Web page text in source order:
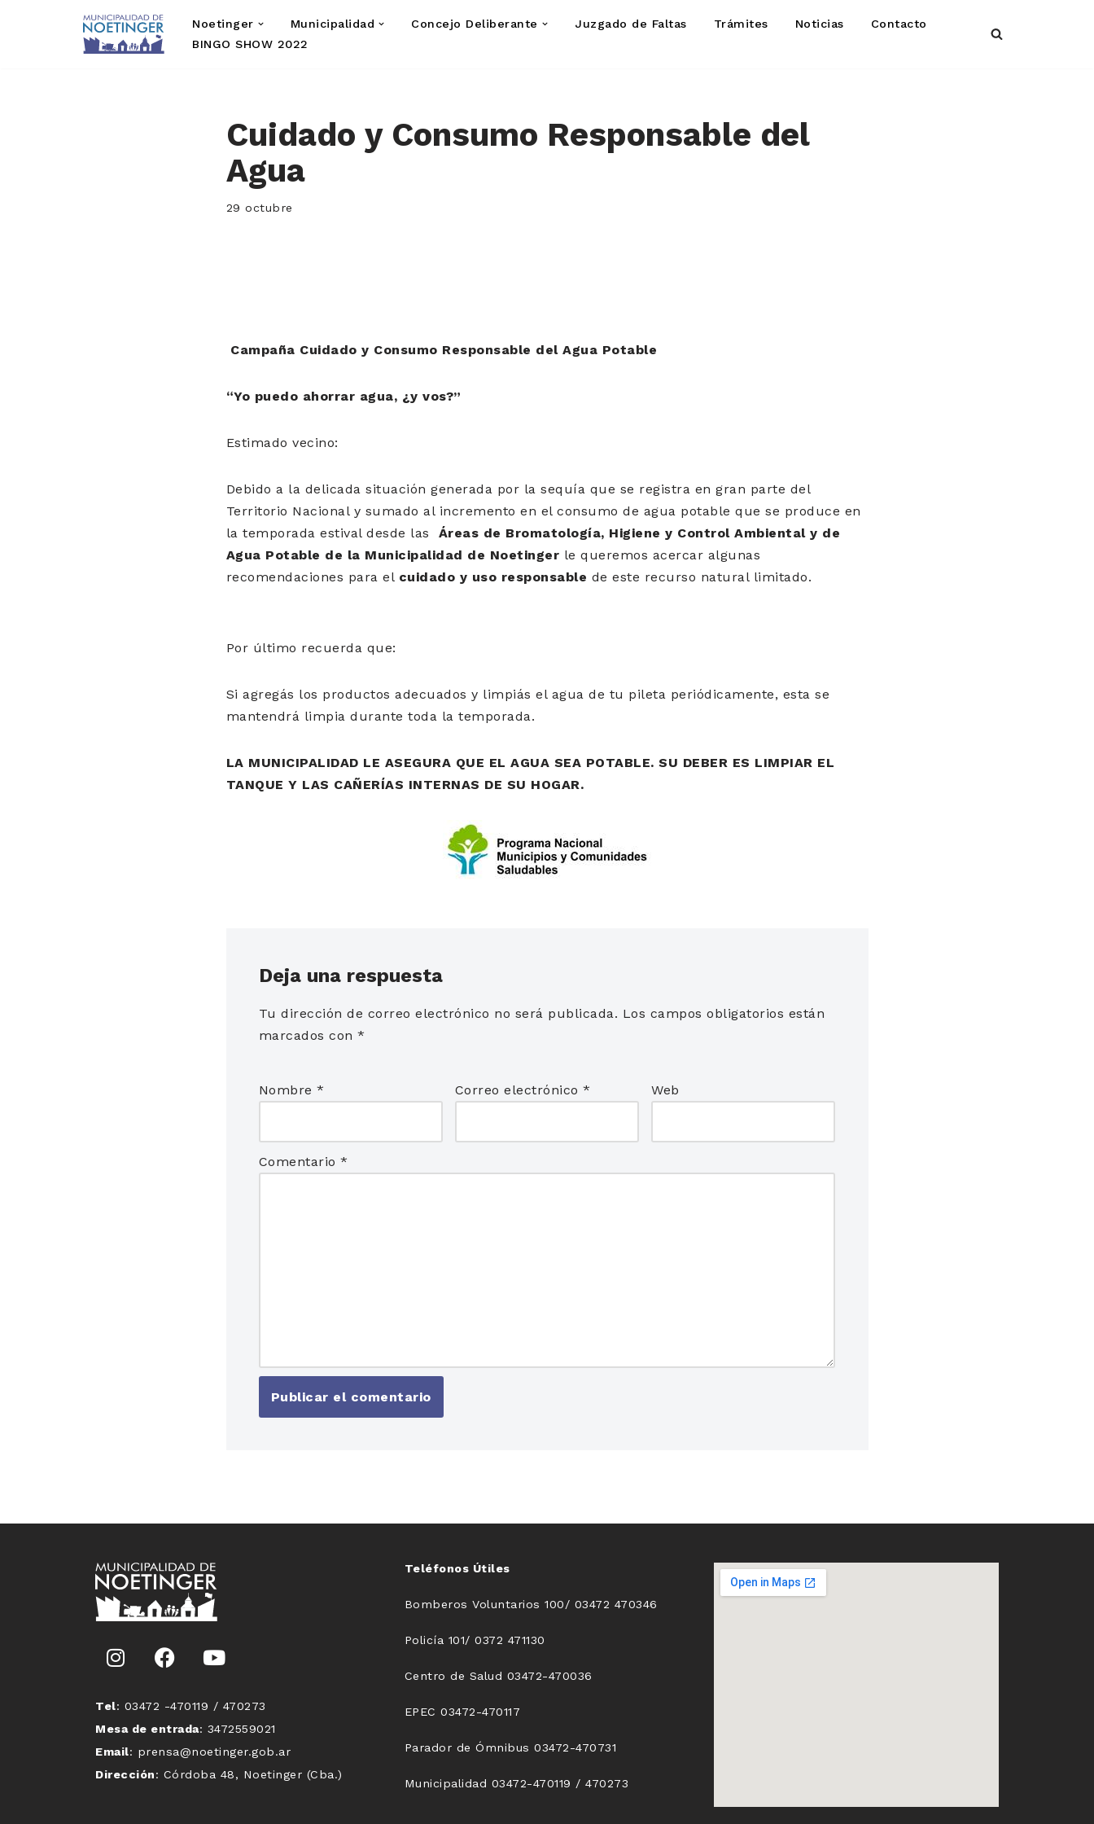
Noetinger Municipalidad Concejo Deliberante Juzgado de Faltas Trámites Noticias
Contacto
BINGO SHOW 2022
Cuidado y Consumo Responsable del
Agua
29 octubre
Campaña Cuidado y Consumo Responsable del Agua Potable
“Yo puedo ahorrar agua, ¿y vos?”
Estimado vecino:
Debido a la delicada situación generada por la sequía que se registra en gran parte del
Territorio Nacional y sumado al incremento en el consumo de agua potable que se produce en
la temporada estival desde las Áreas de Bromatología, Higiene y Control Ambiental y de
Agua Potable de la Municipalidad de Noetinger le queremos acercar algunas
recomendaciones para el cuidado y uso responsable de este recurso natural limitado.
Por último recuerda que:
Si agregás los productos adecuados y limpiás el agua de tu pileta periódicamente, esta se
mantendrá limpia durante toda la temporada.
LA MUNICIPALIDAD LE ASEGURA QUE EL AGUA SEA POTABLE. SU DEBER ES LIMPIAR EL
TANQUE Y LAS CAÑERÍAS INTERNAS DE SU HOGAR.
Deja una respuesta
Tu dirección de correo electrónico no será publicada. Los campos obligatorios están
marcados con *
Nombre * Correo electrónico* Web
Comentario *
Tel: 03472 -470119 / 470273
Mesa de entrada: 3472559021
Email: prensa@noetinger.gob.ar
Dirección: Córdoba 48, Noetinger (Cba.)
Teléfonos Útiles
Bomberos Voluntarios 100/ 03472 470346
Policía 101/ 0372 471130
Centro de Salud 03472-470036
EPEC 03472-470117
Parador de Ómnibus 03472-470731
Municipalidad 03472-470119 / 470273